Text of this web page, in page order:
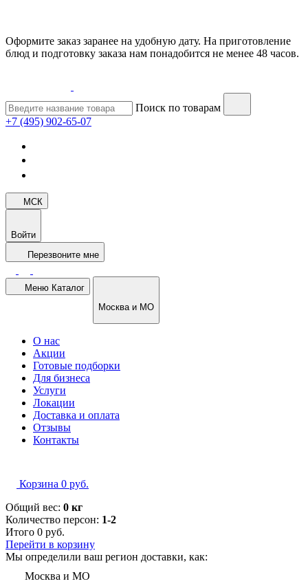
Оформите заказ заранее на удобную дату. На приготовление
блюд и подготовку заказа нам понадобится не менее 48 часов.
Поиск по товарам
+7 (495) 902-65-07
МСК
Войти
Перезвоните мне
Меню Каталог
Москва и МО
О нас
Акции
Готовые подборки
Для бизнеса
Услуги
Локации
Доставка и оплата
Отзывы
Контакты
Корзина 0 руб.
Общий вес: 0 кг
Количество персон: 1-2
Итого 0 руб.
Перейти в корзину
Мы определили ваш регион доставки, как:
Москва и МО